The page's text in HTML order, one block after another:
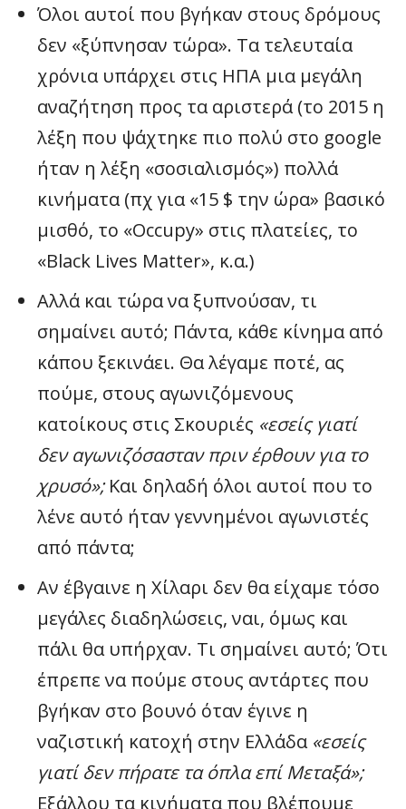
Όλοι αυτοί που βγήκαν στους δρόμους
δεν «ξύπνησαν τώρα». Τα τελευταία
χρόνια υπάρχει στις ΗΠΑ μια μεγάλη
αναζήτηση προς τα αριστερά (το 2015 η
λέξη που ψάχτηκε πιο πολύ στο google
ήταν η λέξη «σοσιαλισμός») πολλά
κινήματα (πχ για «15 $ την ώρα» βασικό
μισθό, το «Occupy» στις πλατείες, το
«Black Lives Matter», κ.α.)
Αλλά και τώρα να ξυπνούσαν, τι
σημαίνει αυτό; Πάντα, κάθε κίνημα από
κάπου ξεκινάει. Θα λέγαμε ποτέ, ας
πούμε, στους αγωνιζόμενους
κατοίκους στις Σκουριές «εσείς γιατί
δεν αγωνιζόσασταν πριν έρθουν για το
χρυσό»;Και δηλαδή όλοι αυτοί που το
λένε αυτό ήταν γεννημένοι αγωνιστές
από πάντα;
Αν έβγαινε η Χίλαρι δεν θα είχαμε τόσο
μεγάλες διαδηλώσεις, ναι, όμως και
πάλι θα υπήρχαν. Τι σημαίνει αυτό; Ότι
έπρεπε να πούμε στους αντάρτες που
βγήκαν στο βουνό όταν έγινε η
ναζιστική κατοχή στην Ελλάδα «εσείς
γιατί δεν πήρατε τα όπλα επί Μεταξά»;
Εξάλλου τα κινήματα που βλέπουμε